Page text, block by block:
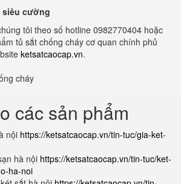
siêu cường
tôi theo số hotline 0982770404 hoặc
tủ sắt chống cháy cơ quan chính phủ
ketsatcaocap.vn.
các sản phẩm
nội https://ketsatcaocap.vn/tin-tuc/gia-ket-
hà nội https://ketsatcaocap.vn/tin-tuc/ket-
ha-noi